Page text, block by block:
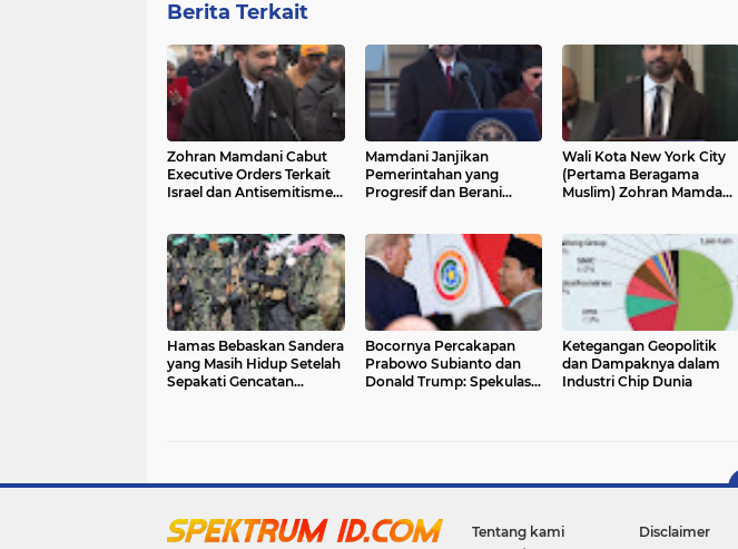
Berita Terkait
Zohran Mamdani Cabut
Executive Orders Terkait
Israel dan Antisemitisme
Mamdani Janjikan
Pemerintahan yang
Progresif dan Berani
Wali Kota New York City
(Pertama Beragama
Muslim) Zohran Mamdani
Pelantikan
Hamas Bebaskan Sandera
yang Masih Hidup Setelah
Sepakati Gencatan
Bocornya Percakapan
Prabowo Subianto dan
Donald Trump: Spekulasi
Ketegangan Geopolitik
dan Dampaknya dalam
Industri Chip Dunia
Tentang kami Disclaimer